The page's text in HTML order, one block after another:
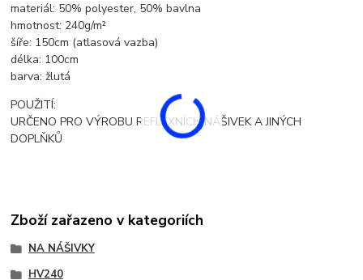
materiál: 50% polyester, 50% bavlna
hmotnost: 240g/m²
šíře: 150cm (atlasová vazba)
délka: 100cm
barva: žlutá
POUŽITÍ:
URČENO PRO VÝROBU REFLEXNÍCH NÁŠIVEK A JINÝCH
DOPLŇKŮ
Zboží zařazeno v kategoriích
NA NÁŠIVKY
HV240